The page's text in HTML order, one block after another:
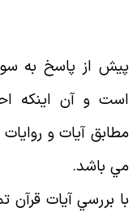
از پاسخ به
و آن اينكه
آيات و روايات
باشد.
بررسي آيات قرآن